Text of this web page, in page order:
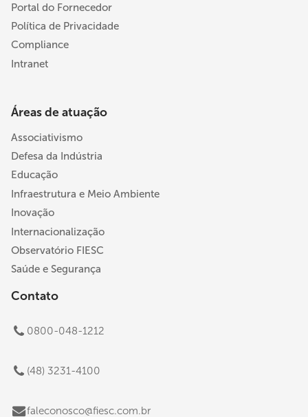
Portal do Fornecedor
Política de Privacidade
Compliance
Intranet
Áreas de atuação
Associativismo
Defesa da Indústria
Educação
Infraestrutura e Meio Ambiente
Inovação
Internacionalização
Observatório FIESC
Saúde e Segurança
Contato
0800-048-1212
(48) 3231-4100
faleconosco@fiesc.com.br